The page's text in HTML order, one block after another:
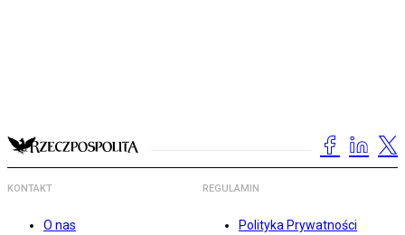
KONTAKT
O nas
REGULAMIN
Polityka Prywatności